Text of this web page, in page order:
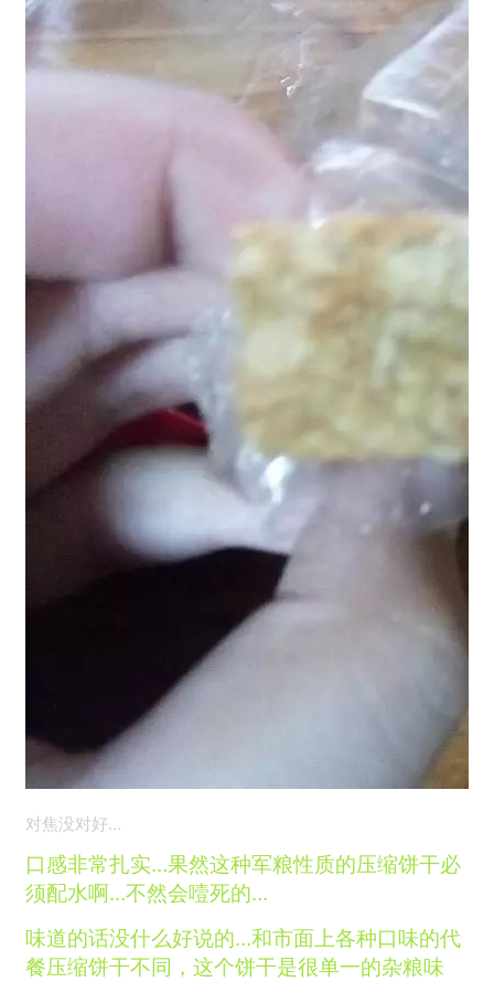
对焦没对好…
口感非常扎实…果然这种军粮性质的压缩饼干必
须配水啊…不然会噎死的…
味道的话没什么好说的…和市面上各种口味的代
餐压缩饼干不同，这个饼干是很单一的杂粮味